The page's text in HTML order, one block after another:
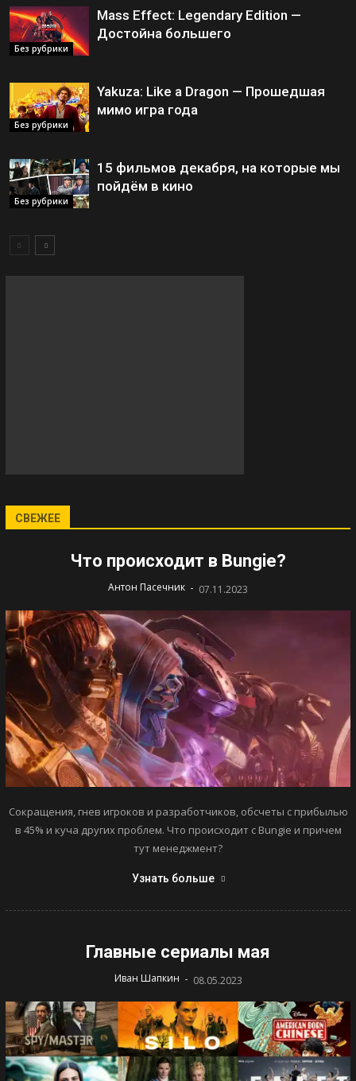
Без рубрики
Mass Effect: Legendary Edition —
Достойна большего
Без рубрики
Yakuza: Like a Dragon — Прошедшая
мимо игра года
Без рубрики
15 фильмов декабря, на которые мы
пойдём в кино
СВЕЖЕЕ
Что происходит в Bungie?
Антон Пасечник - 07.11.2023
Сокращения, гнев игроков и разработчиков, обсчеты с прибылью
в 45% и куча других проблем. Что происходит с Bungie и причем
тут менеджмент?
Узнать больше
Главные сериалы мая
Иван Шапкин - 08.05.2023